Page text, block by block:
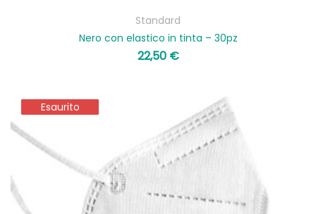
Standard
Nero con elastico in tinta – 30pz
22,50 €
Esaurito
Esaurito